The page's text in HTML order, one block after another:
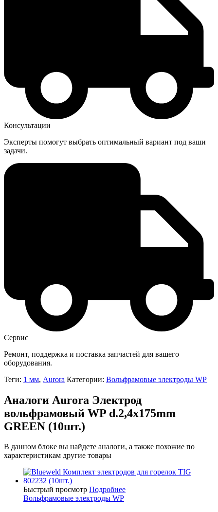
Консультации
Эксперты помогут выбрать оптимальный вариант под ваши
задачи.
Сервис
Ремонт, поддержка и поставка запчастей для вашего
оборудования.
Теги: 1 мм, Aurora Категории: Вольфрамовые электроды WP
Аналоги Aurora Электрод
вольфрамовый WP d.2,4x175mm
GREEN (10шт.)
В данном блоке вы найдете аналоги, а также похожие по
характеристикам другие товары
Быстрый просмотр Подробнее
Вольфрамовые электроды WP